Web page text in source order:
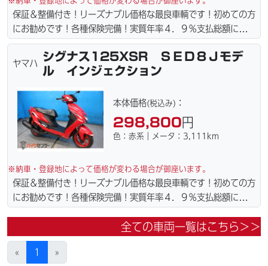
保証＆整備付き！リーズナブル価格な最良車輌です！初めての方
にお勧めです！各種保険完備！実質年率４．９％支払総額に自賠
責保険１年含まれてます。全国どこでも１万円〜4.5万円にて配
達致します！！（離島の場合は港止めになります）ｗｅｂロー
ン・カード各種取り扱ってます。タイヤ・ブレーキパッド・ベル
ズナブルな価格にて消耗品交換プラン１万〜ご用意しておりま
す。詳しくはお問合わせ下さい。ご契約後の取り置き＆保管無料
サービス行ってます。当社ホームページにて詳細画像見れます。
ヤマハ
シグナス125XSR ＳＥＤ８Ｊモデ
ル インジェクション
本体価格(税込み) ：
298,800円
色：赤系｜メータ：3,111km
※納車・登録地によって価格が変わる場合が御座います。
保証＆整備付き！リーズナブル価格な最良車輌です！初めての方
にお勧めです！各種保険完備！実質年率４．９％支払総額に自賠
達致します！！（離島の場合は港止めになります）ｗｅｂロー
ン・カード各種取り扱ってます。タイヤ・ブレーキパッド・ベル
ト・ウエイトローラー・バッテリー・プラグ・フィルター・リー
全ての車両一覧はこちら＞＞
« 1 »